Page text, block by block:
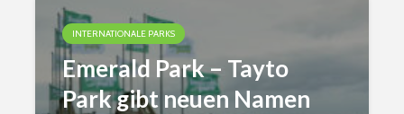
INTERNATIONALE PARKS
Emerald Park – Tayto
Park gibt neuen Namen